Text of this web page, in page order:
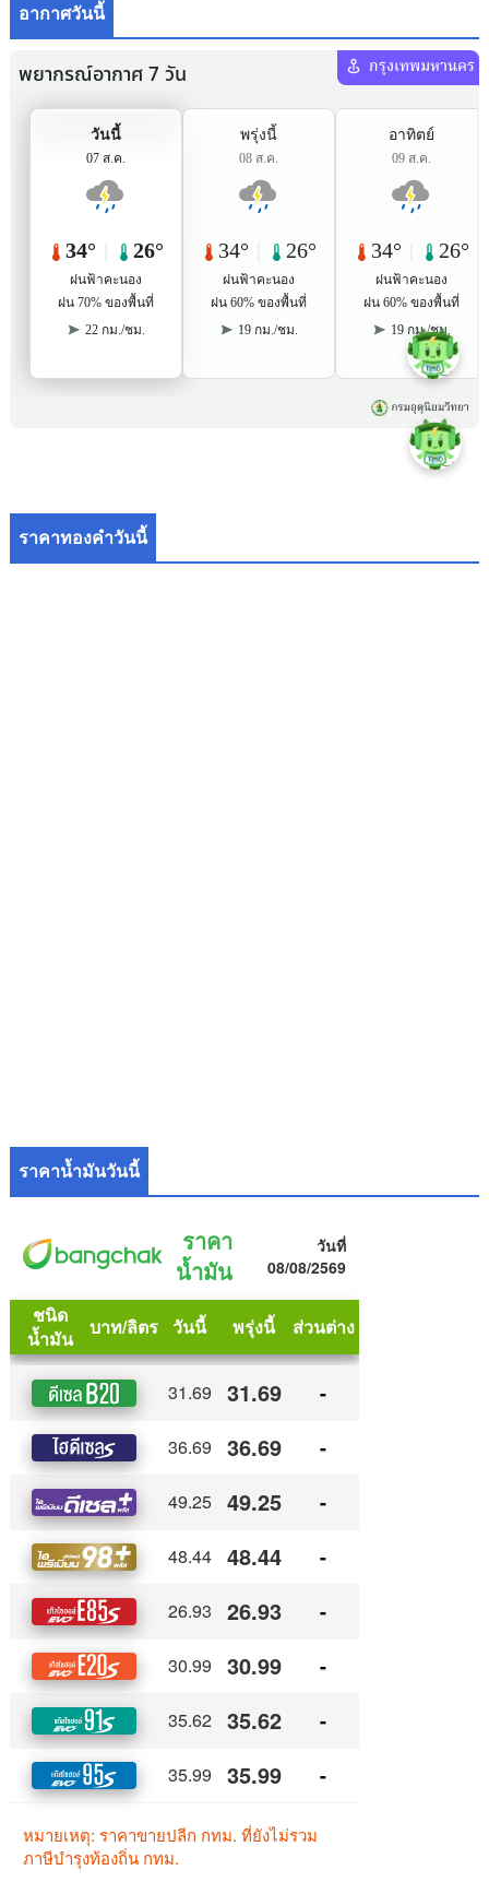
อากาศวันนี้
ราคาทองคำวันนี้
ราคาน้ำมันวันนี้